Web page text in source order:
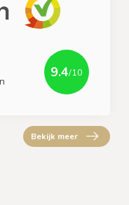
9.4/10
Bekijk meer